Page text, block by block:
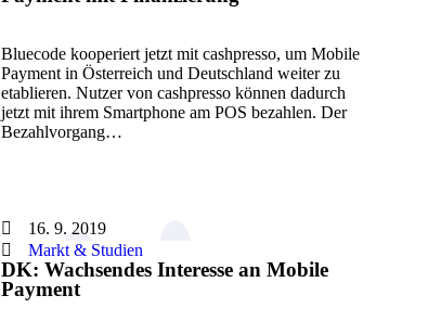
Bluecode kooperiert jetzt mit cashpresso, um Mobile
Payment in Österreich und Deutschland weiter zu
etablieren. Nutzer von cashpresso können dadurch
jetzt mit ihrem Smartphone am POS bezahlen. Der
Bezahlvorgang…
16. 9. 2019
Markt & Studien
DK: Wachsendes Interesse an Mobile
Payment